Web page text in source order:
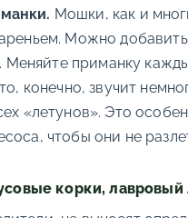
Мошки, как и
Можно
Меняйте приманку
конечно, звучит
«летунов». Это
чтобы они не
корки, лавровый